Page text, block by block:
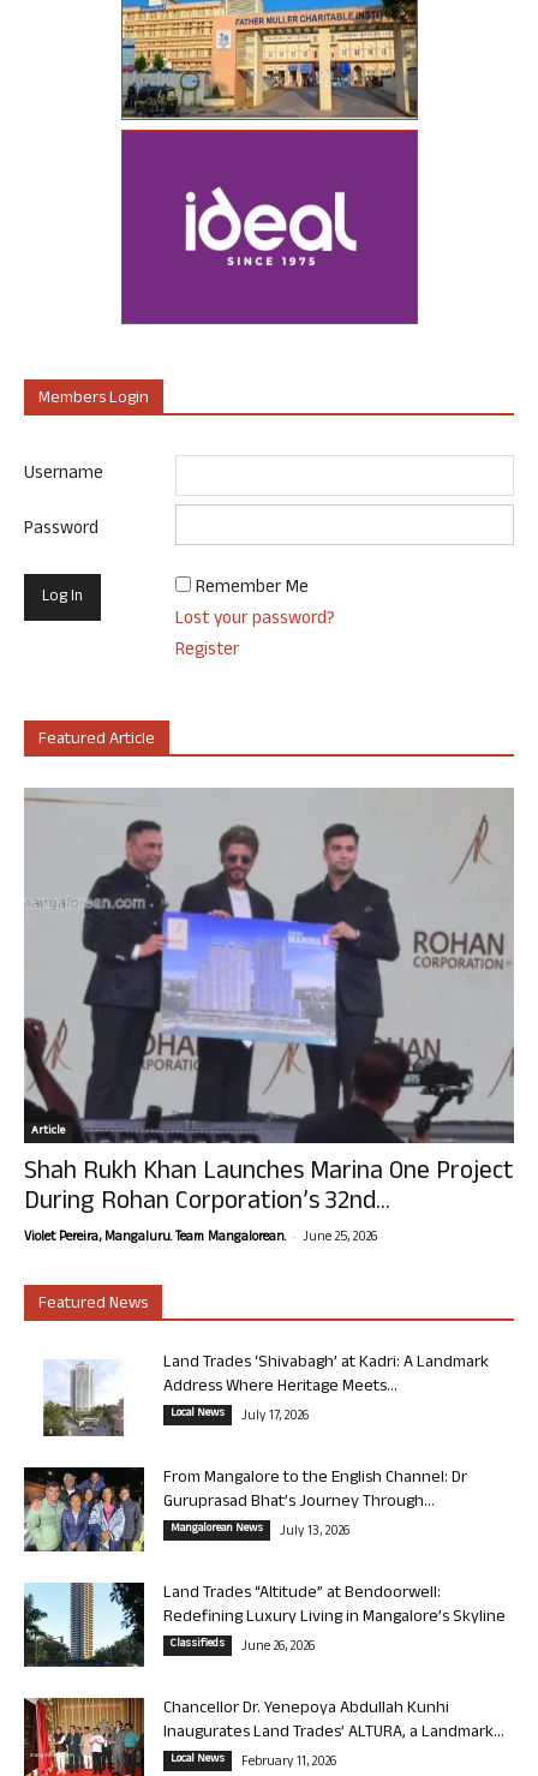
Members Login
Username
Password
Remember Me
Lost your password?
Register
Featured Article
Article
Shah Rukh Khan Launches Marina One Project
During Rohan Corporation’s 32nd...
Violet Pereira, Mangaluru. Team Mangalorean. - June 25, 2026
Featured News
Land Trades ‘Shivabagh’ at Kadri: A Landmark
Address Where Heritage Meets...
Local News July 17, 2026
From Mangalore to the English Channel: Dr
Guruprasad Bhat’s Journey Through...
Mangalorean News July 13, 2026
Land Trades “Altitude” at Bendoorwell:
Redefining Luxury Living in Mangalore’s Skyline
Classifieds June 26, 2026
Chancellor Dr. Yenepoya Abdullah Kunhi
Inaugurates Land Trades’ ALTURA, a Landmark...
Local News February 11, 2026